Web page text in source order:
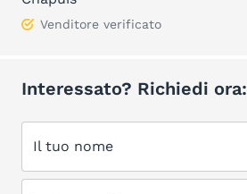
Venditore verificato
Interessato? Richiedi ora:
Il tuo nome